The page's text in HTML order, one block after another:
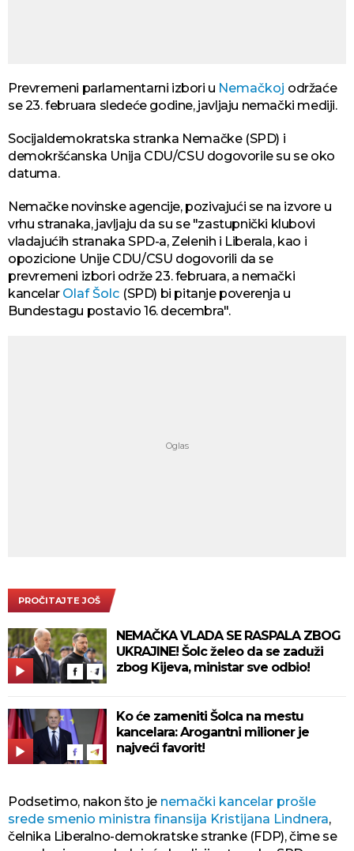
Prevremeni parlamentarni izbori u Nemačkoj održaće
se 23. februara sledeće godine, javljaju nemački mediji.
Socijaldemokratska stranka Nemačke (SPD) i
demokršćanska Unija CDU/CSU dogovorile su se oko
datuma.
Nemačke novinske agencije, pozivajući se na izvore u
vrhu stranaka, javljaju da su se "zastupnički klubovi
vladajućih stranaka SPD-a, Zelenih i Liberala, kao i
opozicione Unije CDU/CSU dogovorili da se
prevremeni izbori održe 23. februara, a nemački
kancelar Olaf Šolc (SPD) bi pitanje poverenja u
Bundestagu postavio 16. decembra".
PROČITAJTE JOŠ
NEMAČKA VLADA SE RASPALA ZBOG
UKRAJINE! Šolc želeo da se zaduži
zbog Kijeva, ministar sve odbio!
Ko će zameniti Šolca na mestu
kancelara: Arogantni milioner je
najveći favorit!
Podsetimo, nakon što jenemački kancelar prošle
srede smenio ministra finansija Kristijana Lindnera,
čelnika Liberalno-demokratske stranke (FDP), čime se